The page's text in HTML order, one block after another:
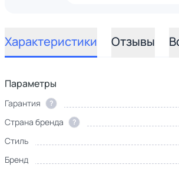
Характеристики Отзывы
Параметры
Гарантия ?
Страна бренда
?
Стиль
Бренд